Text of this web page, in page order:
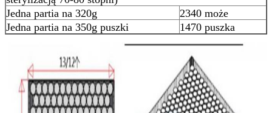
Jedna partia na 320g
2340 może
Jedna partia na 350g puszki
1470 puszka